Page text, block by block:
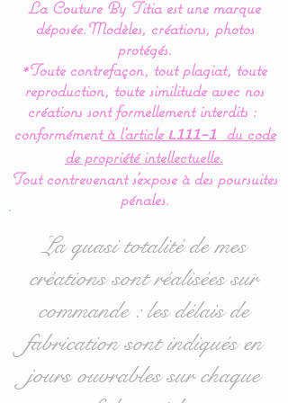
Le protège carnet de Santé
se ferme à l'aide de
nouettes en ruban satiné.
Personnalisable au
prénom de votre enfant :
prénom à indiquer en
validation de votre panier.
Pour se faire plaisir ou jolie
idée cadeau de naissance.
Tous nos tissus sont
étudiés spécialement pour
La Couture By Titia est une marque
déposée.Modèles, créations, photos
protégés.
*Toute contrefaçon, tout plagiat, toute
reproduction, toute similitude avec nos
créations sont formellement interdits :
conformémentà l’article L111-1
du code
de propriété intellectuelle.
Tout contrevenant s'expose à des poursuites
pénales.
La quasi totalité de mes
créations sont réalisées sur
commande : les délais de
fabrication sont indiqués en
jours ouvrables sur chaque